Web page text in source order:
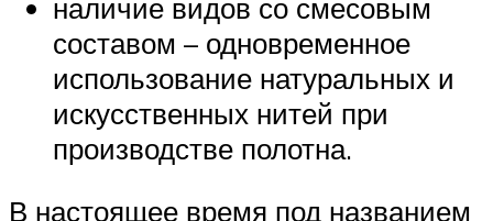
наличие видов со смесовым
составом – одновременное
использование натуральных и
искусственных нитей при
производстве полотна.
В настоящее время под названием